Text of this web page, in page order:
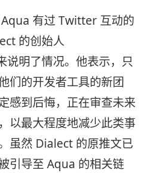
有过 Twitter 互动的
的创始人
明了情况。他表示，只
们的开发者工具的新团
感到后悔，正在审查未来
以最大程度地减少此类事
虽然 Dialect 的原推文已
引导至 Aqua 的相关链